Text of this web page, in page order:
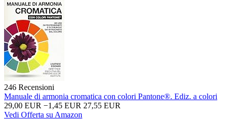
246 Recensioni
Manuale di armonia cromatica con colori Pantone®. Ediz. a colori
29,00 EUR −1,45 EUR 27,55 EUR
Vedi Offerta su Amazon